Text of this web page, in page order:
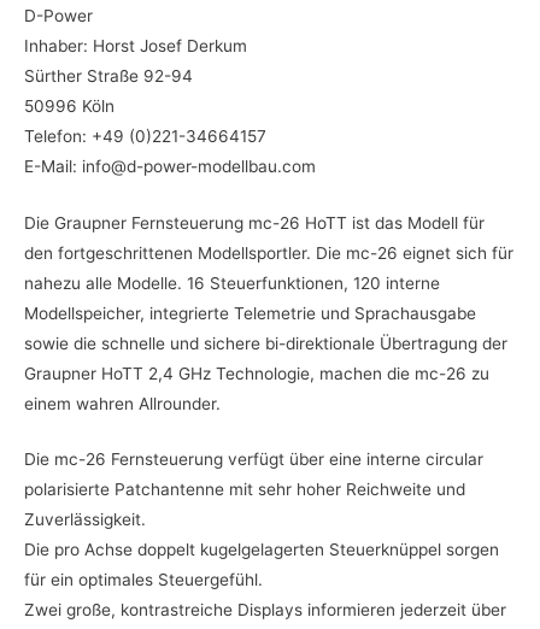
D-Power
Inhaber: Horst Josef Derkum
Sürther Straße 92-94
50996 Köln
Telefon: +49 (0)221-34664157
E-Mail: info@d-power-modellbau.com
Die Graupner Fernsteuerung mc-26 HoTT ist das Modell für
den fortgeschrittenen Modellsportler. Die mc-26 eignet sich für
nahezu alle Modelle. 16 Steuerfunktionen, 120 interne
Modellspeicher, integrierte Telemetrie und Sprachausgabe
sowie die schnelle und sichere bi-direktionale Übertragung der
Graupner HoTT 2,4 GHz Technologie, machen die mc-26 zu
einem wahren Allrounder.
Die mc-26 Fernsteuerung verfügt über eine interne circular
polarisierte Patchantenne mit sehr hoher Reichweite und
Zuverlässigkeit.
Die pro Achse doppelt kugelgelagerten Steuerknüppel sorgen
für ein optimales Steuergefühl.
Zwei große, kontrastreiche Displays informieren jederzeit über